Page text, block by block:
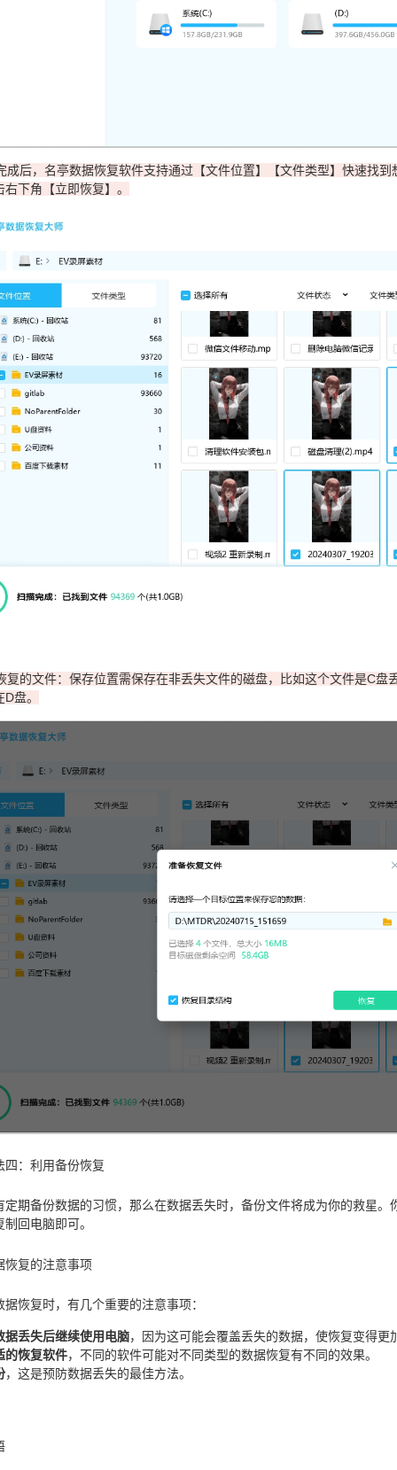
成后，名亭数据恢复软件支持通过【文件位置】【文件类型】快速找
右下角【立即恢复】。
复的文件：保存位置需保存在非丢失文件的磁盘，比如这个文件是C盘
盘。
四：利用备份恢复
定期备份数据的习惯，那么在数据丢失时，备份文件将成为你的救星
回电脑即可。
恢复的注意事项
据恢复时，有几个重要的注意事项：
据丢失后继续使用电脑，因为这可能会覆盖丢失的数据，使恢复变得更
的恢复软件，不同的软件可能对不同类型的数据恢复有不同的效果。
，这是预防数据丢失的最佳方法。